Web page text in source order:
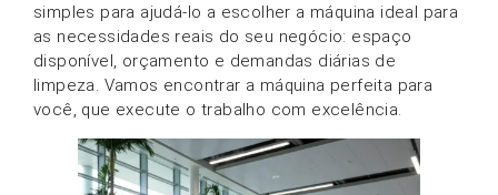
simples para ajudá-lo a escolher a máquina ideal para
as necessidades reais do seu negócio: espaço
disponível, orçamento e demandas diárias de
limpeza. Vamos encontrar a máquina perfeita para
você, que execute o trabalho com excelência.